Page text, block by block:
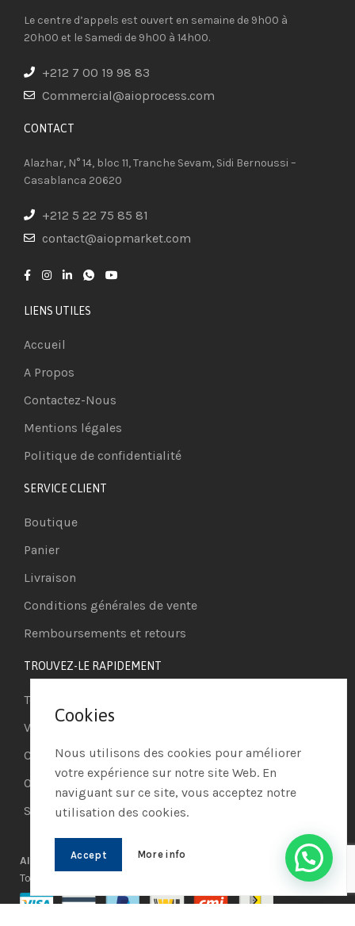
Le centre d’appels est ouvert en semaine de 9h00 à
20h00 et le Samedi de 9h00 à 14h00.
+212 7 00 19 98 83
Commercial@aioprocess.com
CONTACT​
Alazhar, N° 14, bloc 11, Tranche Sevam, Sidi Bernoussi –
Casablanca 20620
+212 5 22 75 85 81
contact@aiopmarket.com
LIENS UTILES
Accueil
A Propos
Contactez-Nous
Mentions légales
Politique de confidentialité
SERVICE CLIENT
Boutique
Panier
Livraison
Conditions générales de vente
Remboursements et retours
TROUVEZ-LE RAPIDEMENT
Téléphonie IP
Visioconférence
Casques
Ordinateurs
Systèmes de securité
AIO PROCESS MARKET © 2021 | Réalisé par AIO PROCESS|
Tous les droits réservés
Cookies
Nous utilisons des cookies pour améliorer
votre expérience sur notre site Web. En
naviguant sur ce site, vous acceptez notre
utilisation des cookies.
Accept More info